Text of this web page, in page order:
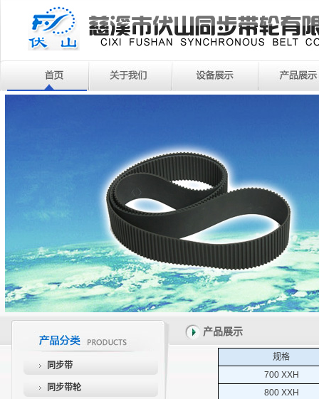
同步带
同步带轮
产品展示
规格
700 XXH
800 XXH